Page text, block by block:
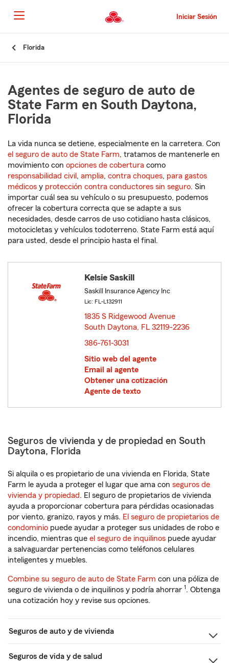
al
contenido
principal
Iniciar Sesión
Florida
Agentes de seguro de auto de
State Farm en South Daytona,
Florida
La vida nunca se detiene, especialmente en la carretera. Con
el seguro de auto de State Farm, tratamos de mantenerle en
movimiento con opciones de cobertura como
responsabilidad civil , amplia, contra choques, para gastos
médicos y protección contra conductores sin seguro. Sin
importar cuál sea su vehículo o su presupuesto, podemos
ofrecer la cobertura correcta que se adapte a sus
necesidades, desde carros de uso cotidiano hasta clásicos,
motocicletas y vehículos todoterreno. State Farm está aquí
para usted, desde el principio hasta el final.
Kelsie Saskill
Saskill Insurance Agency Inc
Lic: FL-L132911
1835 S Ridgewood Avenue
South Daytona, FL 32119-2236
386-761-3031
Sitio web del agente
Email al agente
Obtener una cotización
Agente de texto
Seguros de vivienda y de propiedad en South
Daytona, Florida
Si alquila o es propietario de una vivienda en Florida, State
Farm le ayuda a proteger el lugar que ama con seguros de
vivienda y propiedad. El seguro de propietarios de vivienda
ayuda a proporcionar cobertura para pérdidas ocasionadas
por viento, granizo, rayos y más. El seguro de propietarios de
condominio puede ayudar a proteger sus unidades de robo e
incendio, mientras que el seguro de inquilinos puede ayudar
a salvaguardar pertenencias como teléfonos celulares
inteligentes y muebles.
Combine su seguro de auto de State Farm con una póliza de
seguro de vivienda o de inquilinos y podría ahorrar 1. Obtenga
una cotización hoy y revise sus opciones.
Seguros de auto y de vivienda
Seguros de vida y de salud